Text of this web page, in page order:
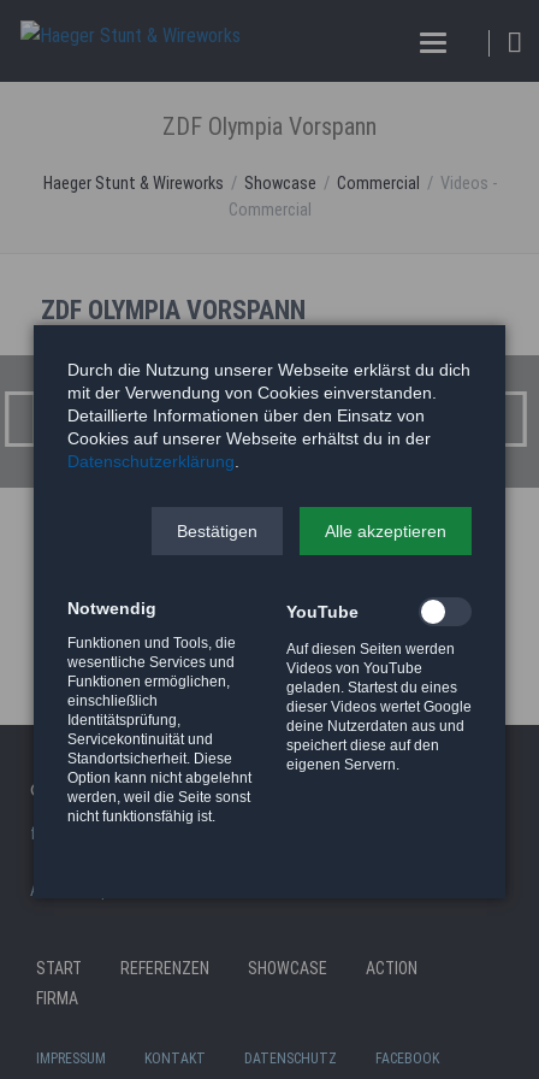
ZDF Olympia Vorspann
Haeger Stunt & Wireworks Showcase Commercial
Videos -
Commercial
ZDF OLYMPIA VORSPANN
© 2026 Haeger Stunt & Wireworks Ltd. - Berlin
facility/studio
AP8actionpact
START REFERENZEN SHOWCASE
ACTION
FIRMA
überspringen
IMPRESSUM KONTAKT DATENSCHUTZ FACEBOOK
Durch die Nutzung unserer Webseite erklärst du dich
mit der Verwendung von Cookies einverstanden.
Detaillierte Informationen über den Einsatz von
Cookies auf unserer Webseite erhältst du in der
Datenschutzerklärung.
Bestätigen Alle akzeptieren
Notwendig
Funktionen und Tools, die
wesentliche Services und
Funktionen ermöglichen,
einschließlich
Identitätsprüfung,
Servicekontinuität und
Standortsicherheit. Diese
Option kann nicht abgelehnt
werden, weil die Seite sonst
nicht funktionsfähig ist.
YouTube
Auf diesen Seiten werden
Videos von YouTube
geladen. Startest du eines
dieser Videos wertet Google
deine Nutzerdaten aus und
speichert diese auf den
eigenen Servern.